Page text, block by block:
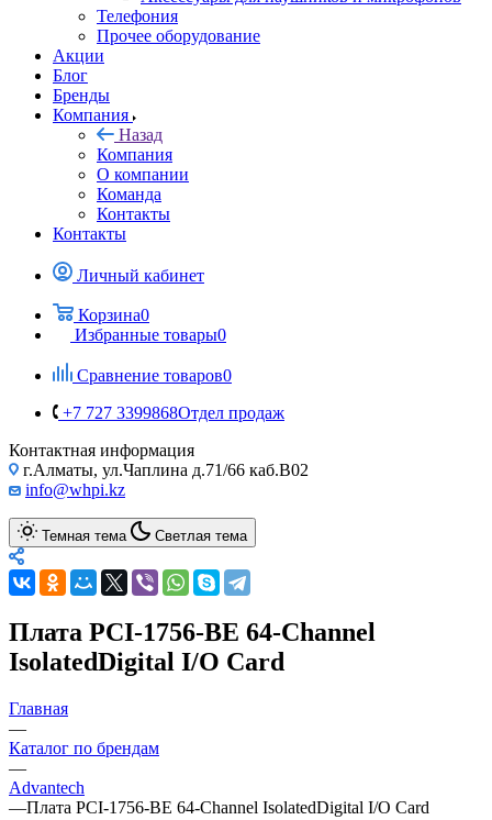
Телефония
Прочее оборудование
Акции
Блог
Бренды
Компания
Назад
Компания
О компании
Команда
Контакты
Контакты
Личный кабинет
Корзина0
Избранные товары0
Сравнение товаров0
+7 727 3399868Отдел продаж
Контактная информация
г.Алматы, ул.Чаплина д.71/66 каб.B02
info@whpi.kz
Темная тема Светлая тема
Плата PCI-1756-BE 64-Channel
IsolatedDigital I/O Card
Главная
—
Каталог по брендам
—
Advantech
—Плата PCI-1756-BE 64-Channel IsolatedDigital I/O Card